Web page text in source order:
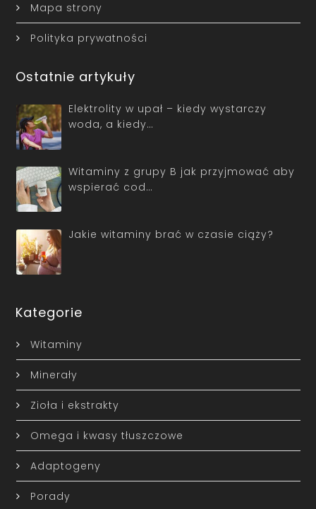
Mapa strony
Polityka prywatności
Ostatnie artykuły
Elektrolity w upał – kiedy wystarczy
woda, a kiedy…
Witaminy z grupy B jak przyjmować aby
wspierać cod…
Jakie witaminy brać w czasie ciąży?
Kategorie
Witaminy
Minerały
Zioła i ekstrakty
Omega i kwasy tłuszczowe
Adaptogeny
Porady